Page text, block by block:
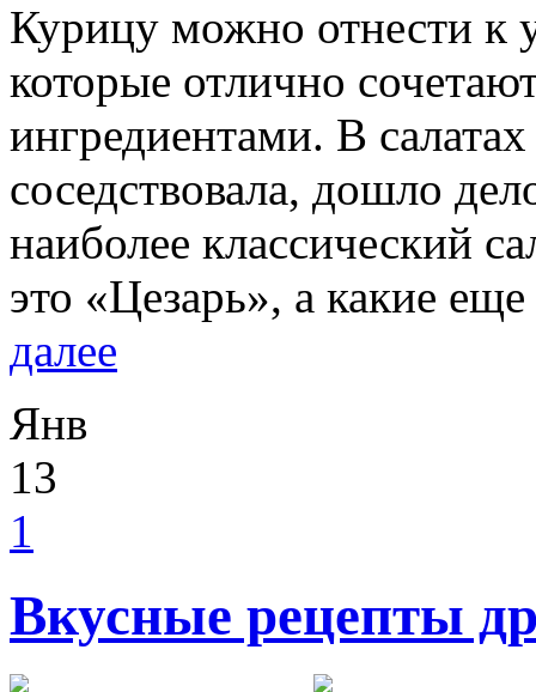
Курицу можно отнести к
которые отлично
ингредиентами. В
соседствовала, дошло
наиболее классический
это «Цезарь», а какие
далее
Янв
13
1
Вкусные рецепты